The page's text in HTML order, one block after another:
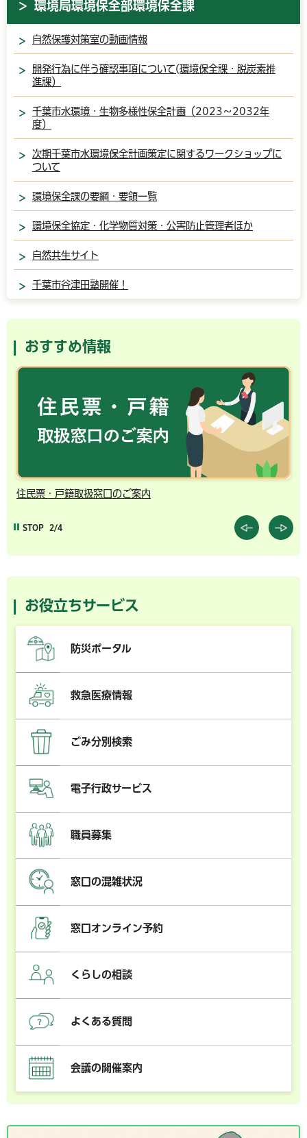
環境局環境保全部環境保全課
自然保護対策室の動画情報
開発行為に伴う確認事項について(環境保全課・脱炭素推
進課）
千葉市水環境・生物多様性保全計画（2023～2032年
度）
次期千葉市水環境保全計画策定に関するワークショップに
ついて
環境保全課の要綱・要領一覧
環境保全協定・化学物質対策・公害防止管理者ほか
自然共生サイト
千葉市谷津田塾開催！
おすすめ情報
住民票・戸籍取扱窓口のご案内
STOP 2/4
お役立ちサービス
防災ポータル
救急医療情報
ごみ分別検索
電子行政サービス
職員募集
窓口の混雑状況
窓口オンライン予約
くらしの相談
よくある質問
会議の開催案内